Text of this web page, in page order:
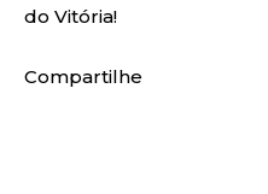
do Vitória!
Compartilhe